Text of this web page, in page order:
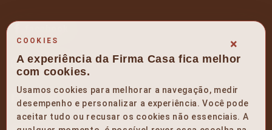
instagram
linkedin
×
COOKIES
A experiência da Firma Casa fica melhor
com cookies.
Usamos cookies para melhorar a navegação, medir
desempenho e personalizar a experiência. Você pode
aceitar tudo ou recusar os cookies não essenciais. A